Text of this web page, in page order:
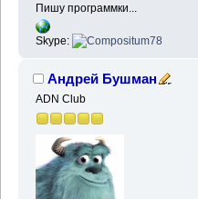
Пишу программки...
Skype:
Андрей Бушман
ADN Club